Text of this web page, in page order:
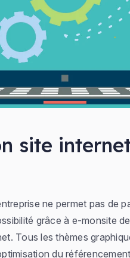
site
ne permet pas de
grâce à e-monsite de
Tous les thèmes
du